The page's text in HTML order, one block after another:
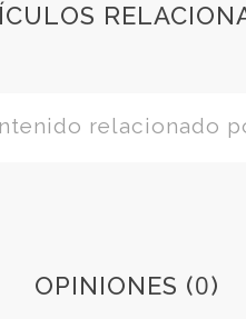
relacionado
OPINIONES (0)